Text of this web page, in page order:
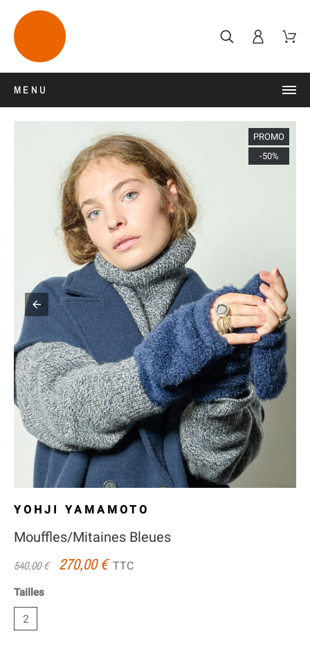
MENU
PROMO
-50%
YOHJI YAMAMOTO
Mouffles/Mitaines Bleues
540,00 € 270,00 €TTC
Tailles
2